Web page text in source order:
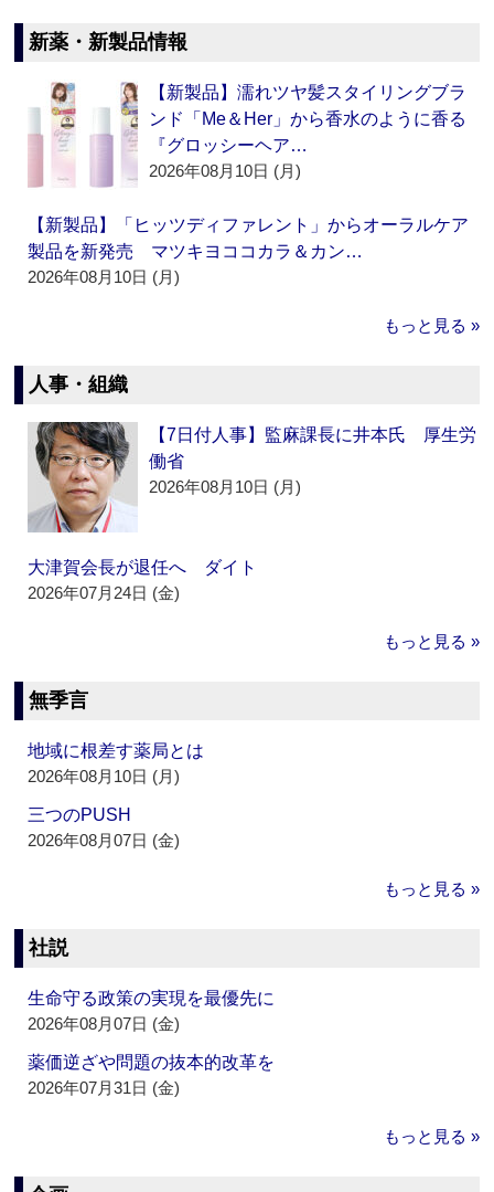
新薬・新製品情報
【新製品】濡れツヤ髪スタイリングブラ
ンド「Me＆Her」から香水のように香る
『グロッシーヘア…
2026年08月10日 (月)
【新製品】「ヒッツディファレント」からオーラルケア
製品を新発売 マツキヨココカラ＆カン…
2026年08月10日 (月)
もっと見る »
人事・組織
【7日付人事】監麻課長に井本氏 厚生労
働省
2026年08月10日 (月)
大津賀会長が退任へ ダイト
2026年07月24日 (金)
もっと見る »
無季言
地域に根差す薬局とは
2026年08月10日 (月)
三つのPUSH
2026年08月07日 (金)
もっと見る »
社説
生命守る政策の実現を最優先に
2026年08月07日 (金)
薬価逆ざや問題の抜本的改革を
2026年07月31日 (金)
もっと見る »